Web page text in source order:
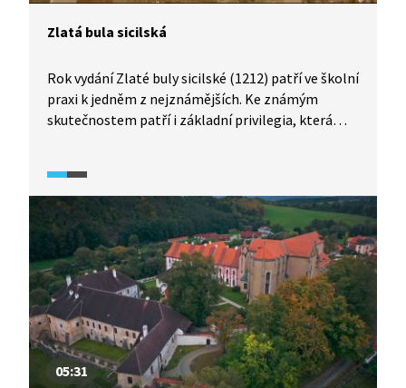
Zlatá bula sicilská
Rok vydání Zlaté buly sicilské (1212) patří ve školní
praxi k jedněm z nejznámějších. Ke známým
skutečnostem patří i základní privilegia, která
nejsou.
05:31